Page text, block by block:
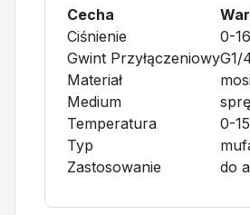
Cecha
Ciśnienie
0-
Gwint PrzyłączeniowyG1/
Materiał
Medium
Temperatura
0-
Typ
Zastosowanie
do